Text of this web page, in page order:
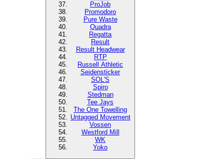
ProJob
Promodoro
Pure Waste
Quadra
Regatta
Result
Result Headwear
RTP
Russell Athletic
Seidensticker
SOL'S
Spiro
Stedman
Tee Jays
The One Towelling
Untagged Movement
Vossen
Westford Mill
WK
Yoko